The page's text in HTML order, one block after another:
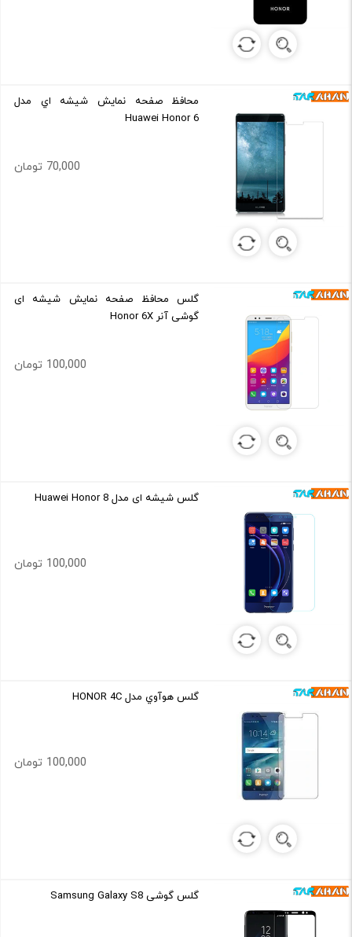
محافظ صفحه نمايش شيشه اي مدل
Huawei Honor 6
70,000 تومان
گلس محافظ صفحه نمایش شیشه ای
گوشی آنر Honor 6X
100,000 تومان
گلس شیشه ای مدل Huawei Honor 8
100,000 تومان
گلس هوآوي مدل HONOR 4C
100,000 تومان
گلس گوشی Samsung Galaxy S8